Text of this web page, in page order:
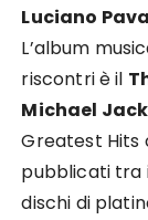
Luciano
L’album
riscontri è il
Michael
Greatest Hits
pubblicati tra
dischi di